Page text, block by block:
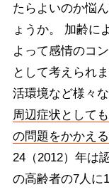
たらよいのか悩
ょうか。 加齢に
よって感情のコ
として考えられ
活環境など様々
周辺症状として
の問題をかかえ
24（2012）年は
の高齢者の7人に